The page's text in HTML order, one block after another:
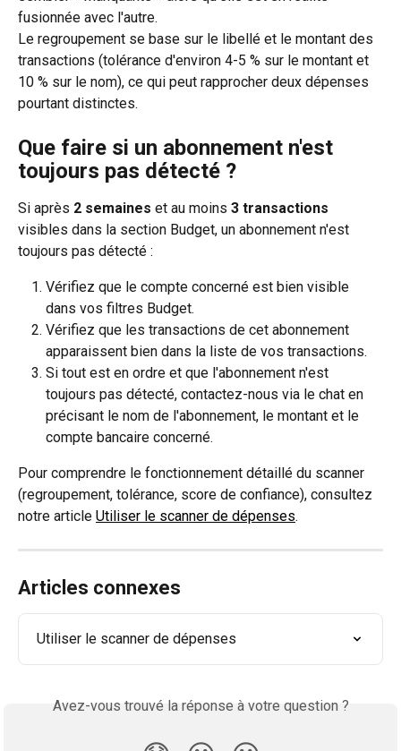
fusionnée avec l'autre.
Le regroupement se base sur le libellé et le montant des
transactions (tolérance d'environ 4-5 % sur le montant et
10 % sur le nom), ce qui peut rapprocher deux dépenses
pourtant distinctes.
Que faire si un abonnement n'est
toujours pas détecté ?
Si après 2 semaines et au moins 3 transactions
visibles dans la section Budget, un abonnement n'est
toujours pas détecté :
Vérifiez que le compte concerné est bien visible
dans vos filtres Budget.
Vérifiez que les transactions de cet abonnement
apparaissent bien dans la liste de vos transactions.
Si tout est en ordre et que l'abonnement n'est
toujours pas détecté, contactez-nous via le chat en
précisant le nom de l'abonnement, le montant et le
compte bancaire concerné.
Pour comprendre le fonctionnement détaillé du scanner
(regroupement, tolérance, score de confiance), consultez
notre article Utiliser le scanner de dépenses.
Articles connexes
Utiliser le scanner de dépenses
Avez-vous trouvé la réponse à votre question ?